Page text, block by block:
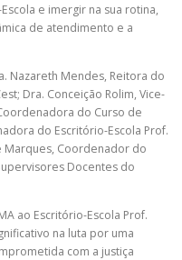
e imergir na sua rotina,
de atendimento e a
Nazareth Mendes, Reitora do
Dra. Conceição Rolim, Vice-
do Curso de
do Escritório-Escola Prof.
Marques, Coordenador do
Docentes do
ao Escritório-Escola Prof.
na luta por uma
com a justiça